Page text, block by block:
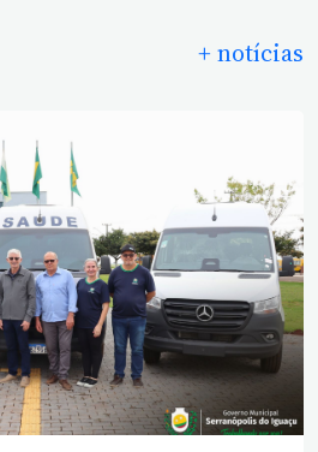
+ notícias